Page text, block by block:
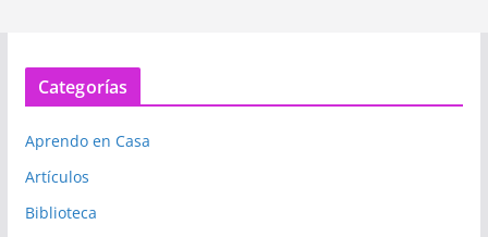
Categorías
Aprendo en Casa
Artículos
Biblioteca